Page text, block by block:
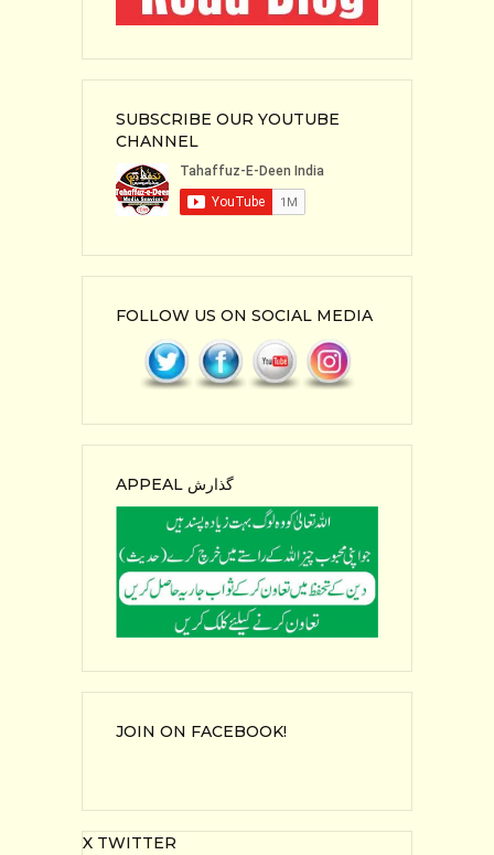
SUBSCRIBE OUR YOUTUBE
CHANNEL
FOLLOW US ON SOCIAL MEDIA
APPEAL گذارش
JOIN ON FACEBOOK!
X TWITTER